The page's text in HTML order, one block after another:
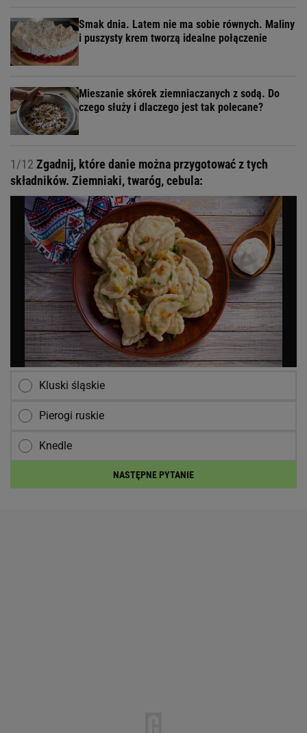
Smak dnia. Latem nie ma sobie równych. Maliny
i puszysty krem tworzą idealne połączenie
Mieszanie skórek ziemniaczanych z sodą. Do
czego służy i dlaczego jest tak polecane?
1/12 Zgadnij, które danie można przygotować z tych
składników. Ziemniaki, twaróg, cebula:
Kluski śląskie
Pierogi ruskie
Knedle
NASTĘPNE PYTANIE